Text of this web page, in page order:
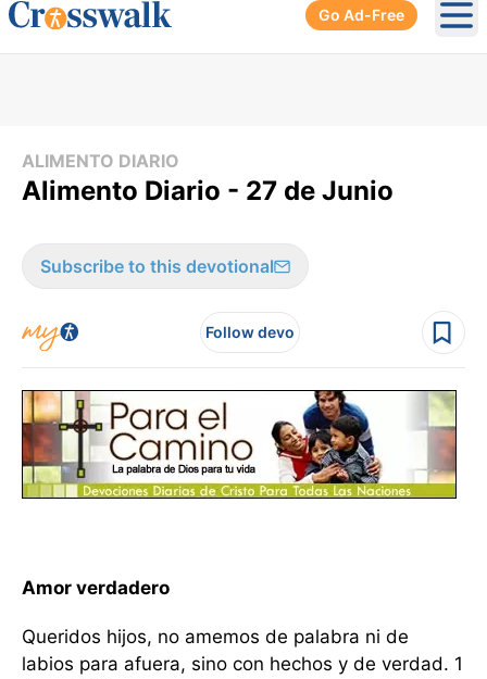
Go Ad-Free
ALIMENTO DIARIO
Alimento Diario - 27 de Junio
Subscribe to this devotional
Follow devo
Amor verdadero
Queridos hijos, no amemos de palabra ni de
labios para afuera, sino con hechos y de verdad. 1